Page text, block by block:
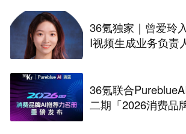
36氪独家｜曾爱玲
I视频生成业务负责
36氪联合
二期「2026消费品